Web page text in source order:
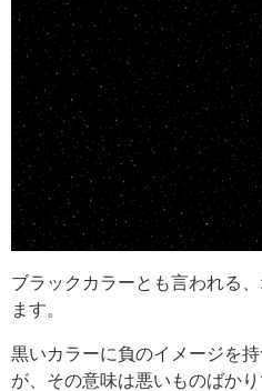
ブラックカラーとも言われる
ます。
黒いカラーに負のイメージを
が、その意味は悪いものばかり